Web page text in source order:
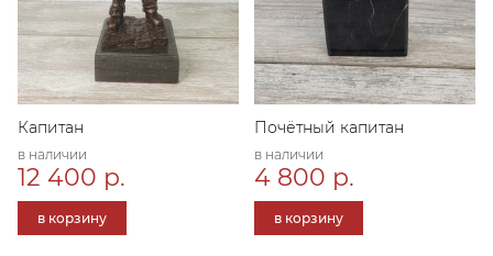
Капитан
в наличии
12 400 р.
в корзину
Почётный капитан
в наличии
4 800 р.
в корзину